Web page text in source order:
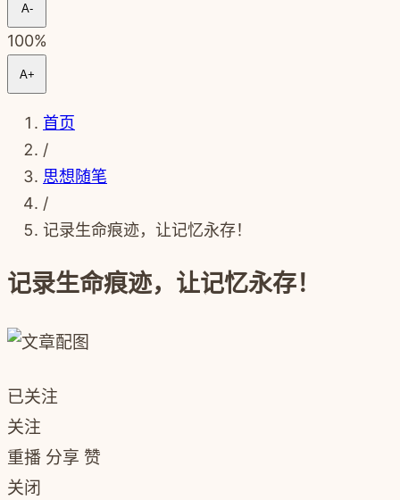
A-
100%
A+
首页
/
思想随笔
/
记录生命痕迹，让记忆永存！
记录生命痕迹，让记忆永存！
已关注
关注
重播 分享 赞
关闭